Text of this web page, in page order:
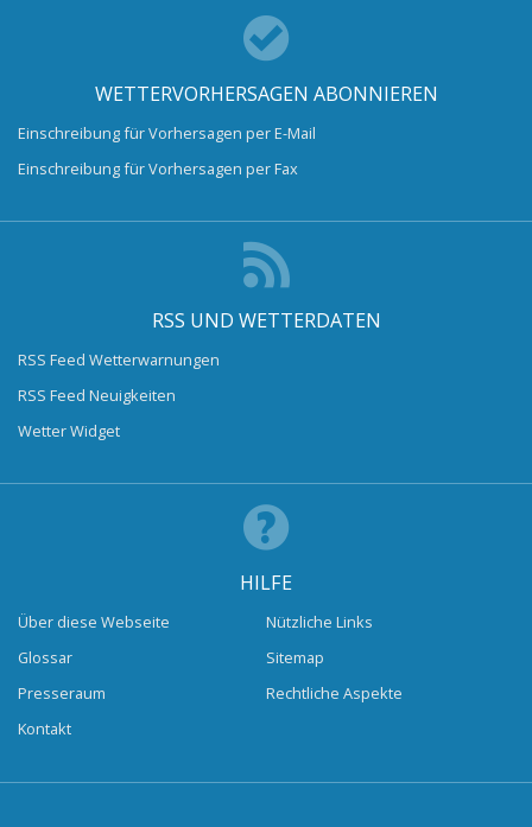
WETTERVORHERSAGEN ABONNIEREN
Einschreibung für Vorhersagen per E-Mail
Einschreibung für Vorhersagen per Fax
RSS UND WETTERDATEN
RSS Feed Wetterwarnungen
RSS Feed Neuigkeiten
Wetter Widget
HILFE
Über diese Webseite
Glossar
Presseraum
Kontakt
Nützliche Links
Sitemap
Rechtliche Aspekte